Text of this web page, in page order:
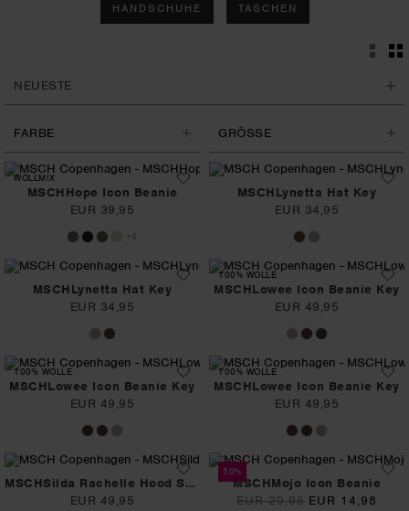
HANDSCHUHE TASCHEN
FARBE GRÖSSE
WOLLMIX
MSCHHope Icon Beanie
EUR 39,95
+4
MSCHLynetta Hat Key
EUR 34,95
MSCHLynetta Hat Key
EUR 34,95
100% WOLLE
MSCHLowee Icon Beanie Key
EUR 49,95
100% WOLLE
MSCHLowee Icon Beanie Key
EUR 49,95
100% WOLLE
MSCHLowee Icon Beanie Key
EUR 49,95
MSCHSilda Rachelle Hood Scarf
EUR 49,95
50%
MSCHMojo Icon Beanie
EUR 29,95 EUR 14,98